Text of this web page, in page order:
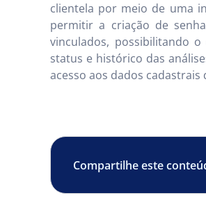
clientela por meio de uma
permitir a criação de
vinculados, possibilitando
status e histórico das
acesso aos dados
Compartilhe este